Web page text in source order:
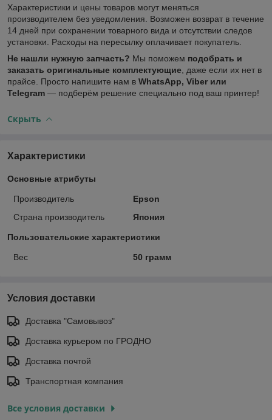
Характеристики и цены товаров могут меняться
производителем без уведомления. Возможен возврат в течение
14 дней при сохранении товарного вида и отсутствии следов
установки. Расходы на пересылку оплачивает покупатель.
Не нашли нужную запчасть? Мы поможем подобрать и
заказать оригинальные комплектующие , даже если их нет в
прайсе. Просто напишите нам в WhatsApp, Viber или
Telegram — подберём решение специально под ваш принтер!
Скрыть
Характеристики
Основные атрибуты
Производитель
Epson
Страна производитель
Япония
Пользовательские характеристики
Вес 50 грамм
Условия доставки
Доставка "Самовывоз"
Доставка курьером по ГРОДНО
Доставка почтой
Транспортная компания
Все условия доставки